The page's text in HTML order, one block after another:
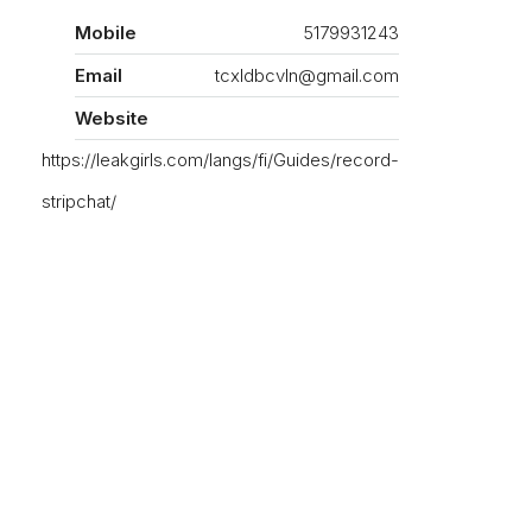
Mobile
5179931243
Email
tcxldbcvln@gmail.com
Website
https://leakgirls.com/langs/fi/Guides/record-
stripchat/